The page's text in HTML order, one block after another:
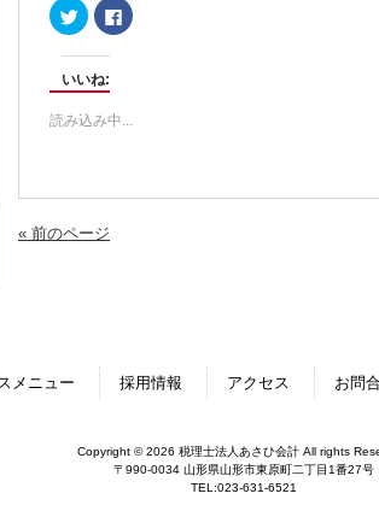
ク
リ
ク
て
Twitter
で
共
ウ
ン
ド
Facebook
で
ク
て
ウ
で
す)
いいね:
読み込み中...
« 前のページ
メニュー 採用情報 アクセス お問
Copyright © 2026 税理士法人あさひ会計 All rights
〒990-0034 山形県山形市東原町二丁目1番27号
TEL:023-631-6521